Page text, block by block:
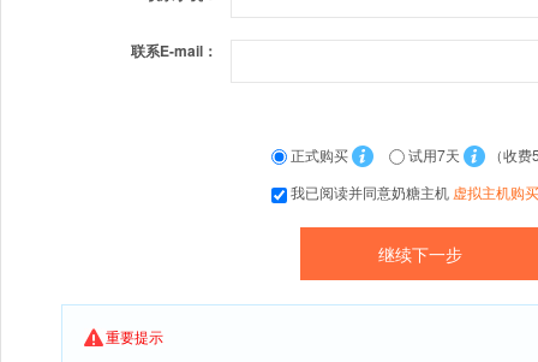
联系E-mail：
正式购买 试用7天
（收费
我已阅读并同意奶糖主机 虚拟主机购
重要提示